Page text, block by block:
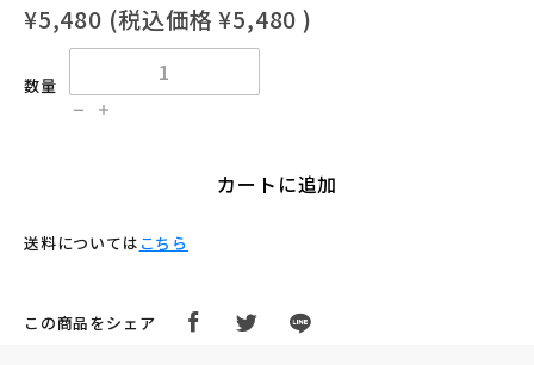
¥5,480 (税込価格¥5,480 )
数量
カートに追加
送料については こちら
この商品をシェア